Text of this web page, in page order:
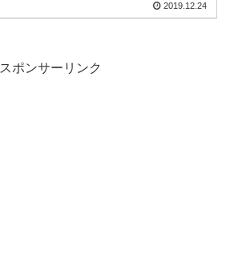
2019.12.24
スポンサーリンク